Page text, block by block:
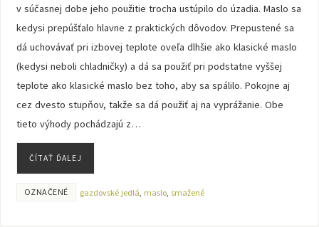
v súčasnej dobe jeho použitie trocha ustúpilo do úzadia. Maslo sa
kedysi prepúšťalo hlavne z praktických dôvodov. Prepustené sa
dá uchovávať pri izbovej teplote oveľa dlhšie ako klasické maslo
(kedysi neboli chladničky) a dá sa použiť pri podstatne vyššej
teplote ako klasické maslo bez toho, aby sa spálilo. Pokojne aj
cez dvesto stupňov, takže sa dá použiť aj na vyprážanie. Obe
tieto výhody pochádzajú z…
ČÍTAŤ ĎALEJ
OZNAČENÉ gazdovské jedlá maslo, smažené